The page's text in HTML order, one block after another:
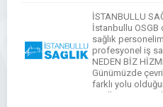
İSTANBULLU
İstanbullu
sağlık
profesyonel iş
NEDEN BİZ
Günümüzde
farklı yolu
özelleştirme Her